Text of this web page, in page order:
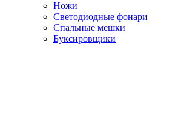
Ножи
Светодиодные фонари
Спальные мешки
Буксировщики